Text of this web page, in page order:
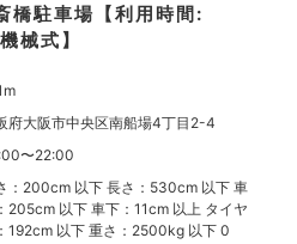
駐車場【利用時間:
械式】
府大阪市中央区南船場4丁目2-4
〜22:00
：200cm 以下 長さ：530cm 以下 車
205cm 以下 車下：11cm 以上 タイヤ
192cm 以下 重さ：2500kg 以下 0